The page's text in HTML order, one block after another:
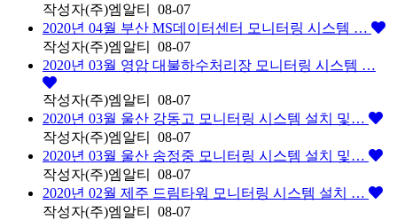
작성자(주)엠알티
08-07
2020년 04월 부산 MS데이터센터 모니터링 시스템 …
작성자(주)엠알티
08-07
2020년 03월 영암 대불하수처리장 모니터링 시스템 …
작성자(주)엠알티
08-07
2020년 03월 울산 강동고 모니터링 시스템 설치 및…
작성자(주)엠알티
08-07
2020년 03월 울산 송정중 모니터링 시스템 설치 및…
작성자(주)엠알티
08-07
2020년 02월 제주 드림타워 모니터링 시스템 설치 …
작성자(주)엠알티
08-07